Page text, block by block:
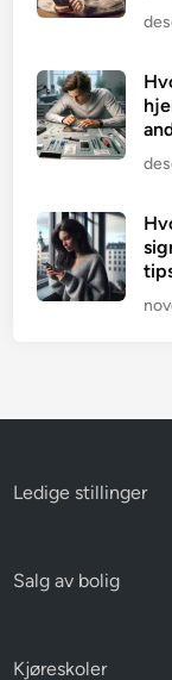
Ledige stillinger
Salg av bolig
Kjøreskoler